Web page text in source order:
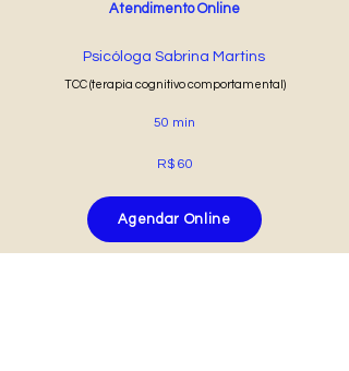
TCC (terapia cognitivo comportamental)
Agendar Online
Atendimento Online
Psicóloga Sabrina Martins
50 min
R$ 60